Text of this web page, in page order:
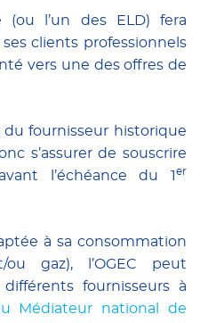
(ou l’un des ELD) fera
clients professionnels
vers une des offres de
du fournisseur historique
s’assurer de souscrire
l’échéance du 1
er
à sa consommation
ou gaz), l’OGEC peut
fournisseurs à
Médiateur national de